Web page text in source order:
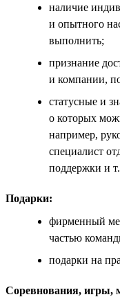
наличие
и опытного
выполнить;
признание
и компании,
статусные и
о которых
например,
специалист
поддержки и
Подарки:
фирменный
частью
подарки на
Соревнования, игры,